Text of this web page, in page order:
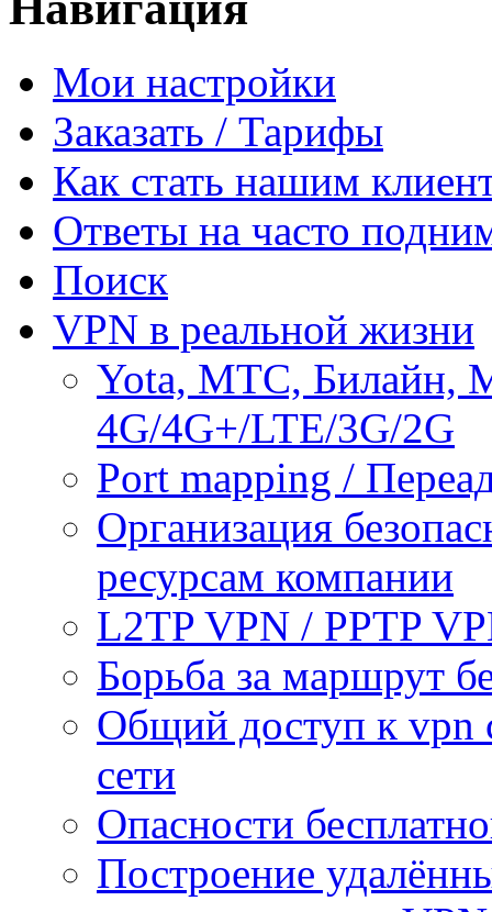
Мои настройки
Заказать / Тарифы
Как стать нашим
Ответы на часто
Поиск
VPN в реальной жизни
Yota, МТС, Билайн,
4G/4G+/LTE/3G/2G
Port mapping /
Организация
ресурсам компании
L2TP VPN / PPTP
Борьба за маршрут
Общий доступ к vpn
сети
Опасности
Построение